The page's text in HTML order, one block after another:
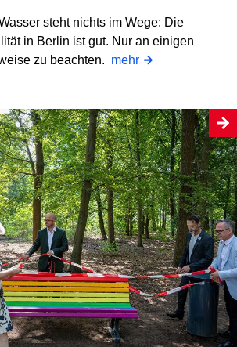
steht nichts im Wege: Die
in Berlin ist gut. Nur an einigen
zu beachten. mehr